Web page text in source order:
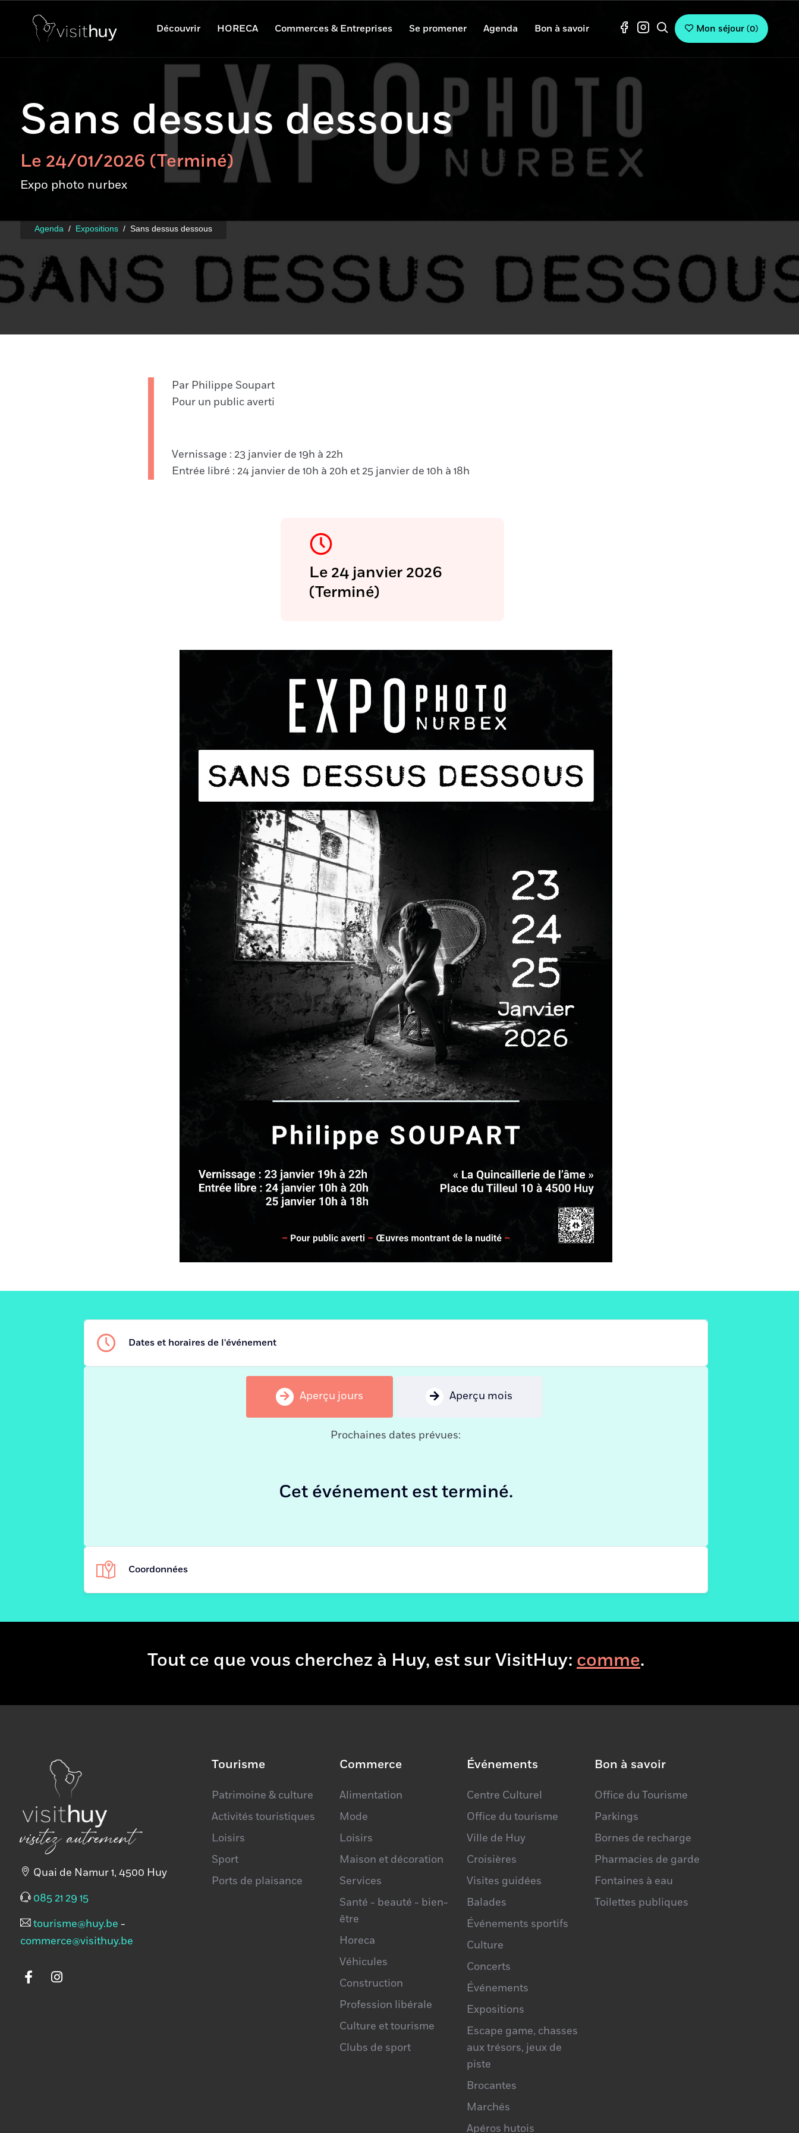
Découvrir HORECA Commerces & Entreprises Se promener Agenda Bon à savoir Mon séjour(0)
Sans dessus dessous
Le 24/01/2026 (Terminé)
Expo photo nurbex
Agenda Expositions Sans dessus dessous
Par Philippe Soupart
Pour un public averti
Vernissage : 23 janvier de 19h à 22h
Entrée libré : 24 janvier de 10h à 20h et 25 janvier de 10h à 18h
Le 24 janvier 2026
(Terminé)
Dates et horaires de l'événement
Aperçu jours Aperçu mois
Prochaines dates prévues:
Cet événement est terminé.
Coordonnées
Sans dessus
−
Tout ce que vous cherchez à Huy, est sur VisitHuy:boir.
visitez autrement
Quai de Namur 1, 4500 Huy
085 21 29 15
tourisme@huy.be -
commerce@visithuy.be
Tourisme
Patrimoine & culture
Activités touristiques
Loisirs
Sport
Ports de plaisance
Commerce
Alimentation
Mode
Loisirs
Maison et décoration
Services
Santé - beauté - bien-
être
Horeca
Véhicules
Construction
Profession libérale
Culture et tourisme
Clubs de sport
Événements
Centre Culturel
Office du tourisme
Ville de Huy
Croisières
Visites guidées
Balades
Événements sportifs
Culture
Concerts
Événements
Expositions
Escape game, chasses
aux trésors, jeux de
piste
Brocantes
Marchés
Apéros hutois
Bon à savoir
Office du Tourisme
Parkings
Bornes de recharge
Pharmacies de garde
Fontaines à eau
Toilettes publiques